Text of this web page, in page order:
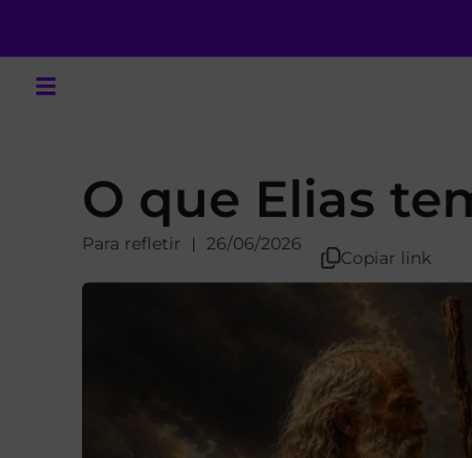
O que Elias
Para refletir 26/06/2026
Copiar link